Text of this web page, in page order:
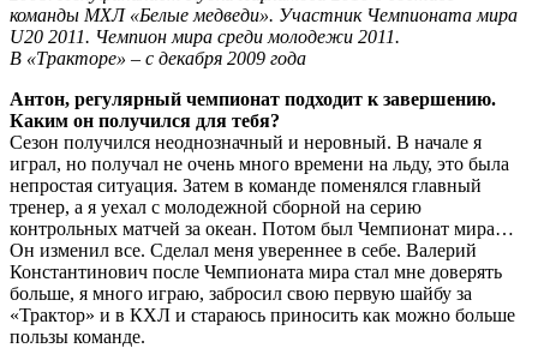
команды МХЛ «Белые медведи». Участник Чемпионата мира
U20 2011. Чемпион мира среди молодежи 2011.
В «Тракторе» – с декабря 2009 года
Антон, регулярный чемпионат подходит к завершению.
Каким он получился для тебя?
Сезон получился неоднозначный и неровный. В начале я
играл, но получал не очень много времени на льду, это была
непростая ситуация. Затем в команде поменялся главный
тренер, а я уехал с молодежной сборной на серию
контрольных матчей за океан. Потом был Чемпионат мира…
Он изменил все. Сделал меня увереннее в себе. Валерий
Константинович после Чемпионата мира стал мне доверять
больше, я много играю, забросил свою первую шайбу за
«Трактор» и в КХЛ и стараюсь приносить как можно больше
пользы команде.